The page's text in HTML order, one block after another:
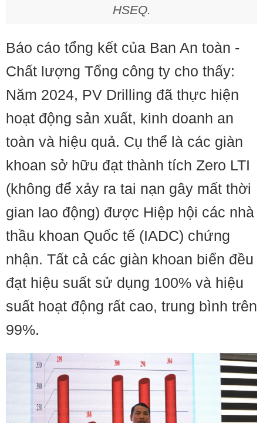
HSEQ.
Báo cáo tổng kết của Ban An toàn -
Chất lượng Tổng công ty cho thấy:
Năm 2024, PV Drilling đã thực hiện
hoạt động sản xuất, kinh doanh an
toàn và hiệu quả. Cụ thể là các giàn
khoan sở hữu đạt thành tích Zero LTI
(không để xảy ra tai nạn gây mất thời
gian lao động) được Hiệp hội các nhà
thầu khoan Quốc tế (IADC) chứng
nhận. Tất cả các giàn khoan biển đều
đạt hiệu suất sử dụng 100% và hiệu
suất hoạt động rất cao, trung bình trên
99%.